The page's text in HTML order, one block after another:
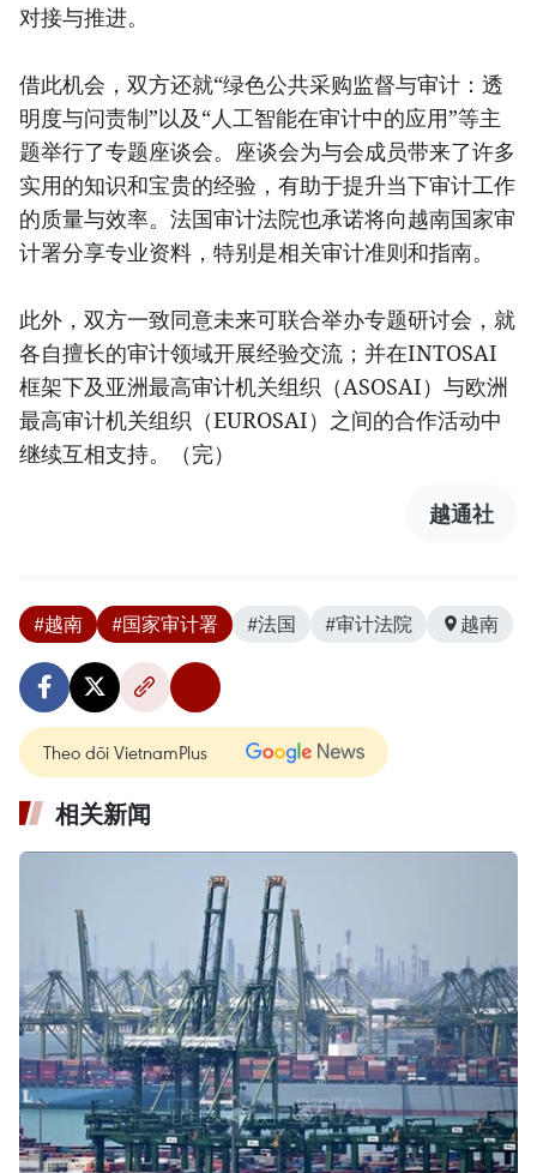
对接与推进。
借此机会，双方还就“绿色公共采购监督与审计：透
明度与问责制”以及“人工智能在审计中的应用”等主
题举行了专题座谈会。座谈会为与会成员带来了许多
实用的知识和宝贵的经验，有助于提升当下审计工作
的质量与效率。法国审计法院也承诺将向越南国家审
计署分享专业资料，特别是相关审计准则和指南。
此外，双方一致同意未来可联合举办专题研讨会，就
各自擅长的审计领域开展经验交流；并在INTOSAI
框架下及亚洲最高审计机关组织（ASOSAI）与欧洲
最高审计机关组织（EUROSAI）之间的合作活动中
继续互相支持。（完）
越通社
#越南 #国家审计署 #法国 #审计法院 越南
Theo dõi VietnamPlus
相关新闻